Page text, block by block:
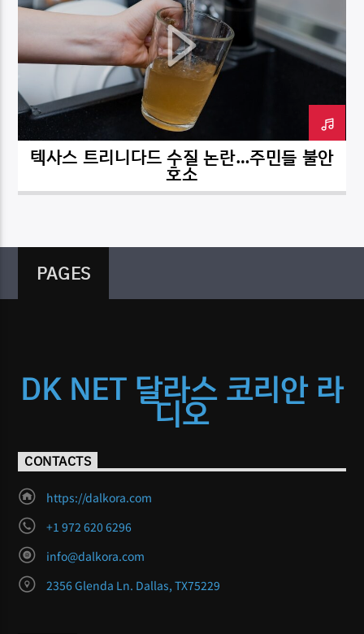
ARTIST
DK NET Radio.co
텍사스 트리니다드 수질 논란…주민들 불안
호소
PAGES
DK NET 달라스 코리안 라
디오
CONTACTS
https://dalkora.com
+1 972 620 6296
info@dalkora.com
2356 Glenda Ln. Dallas, TX75229